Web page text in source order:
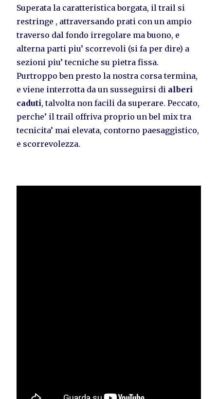
Superata la caratteristica borgata, il trail si
restringe , attraversando prati con un ampio
traverso dal fondo irregolare ma buono, e
alterna parti piu’ scorrevoli (si fa per dire) a
sezioni piu’ tecniche su pietra fissa.
Purtroppo ben presto la nostra corsa termina,
e viene interrotta da un susseguirsi di alberi
caduti, talvolta non facili da superare. Peccato,
perche’ il trail offriva proprio un bel mix tra
tecnicita’ mai elevata, contorno paesaggistico,
e scorrevolezza.